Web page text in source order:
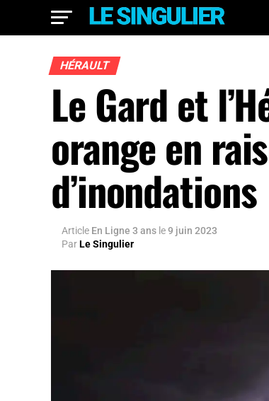
HÉRAULT
Le Gard et
orange en
d’inondations
Article En Ligne 3 ans le9 juin 2023
ParLe Singulier